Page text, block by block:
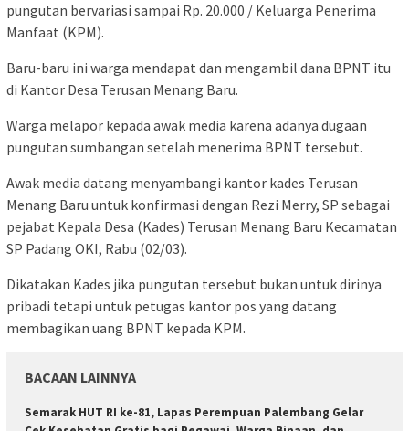
pungutan bervariasi sampai Rp. 20.000 / Keluarga Penerima
Manfaat (KPM).
Baru-baru ini warga mendapat dan mengambil dana BPNT itu
di Kantor Desa Terusan Menang Baru.
Warga melapor kepada awak media karena adanya dugaan
pungutan sumbangan setelah menerima BPNT tersebut.
Awak media datang menyambangi kantor kades Terusan
Menang Baru untuk konfirmasi dengan Rezi Merry, SP sebagai
pejabat Kepala Desa (Kades) Terusan Menang Baru Kecamatan
SP Padang OKI, Rabu (02/03).
Dikatakan Kades jika pungutan tersebut bukan untuk dirinya
pribadi tetapi untuk petugas kantor pos yang datang
membagikan uang BPNT kepada KPM.
BACAAN LAINNYA
Semarak HUT RI ke-81, Lapas Perempuan Palembang Gelar